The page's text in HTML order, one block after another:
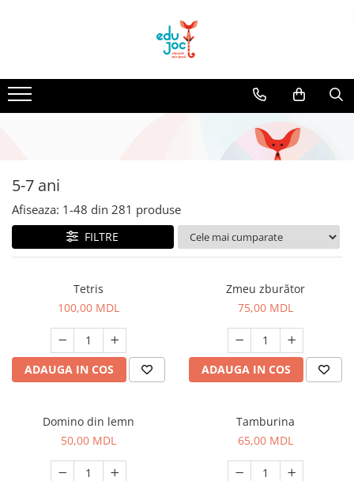
1-2 ani
3-4 ani
5-7 ani
Afiseaza: 1-48 din 281 produse
FILTRE
Tetris
100,00 MDL
ADAUGA IN COS
Zmeu zburător
75,00 MDL
ADAUGA IN COS
Domino din lemn
50,00 MDL
Tamburina
65,00 MDL